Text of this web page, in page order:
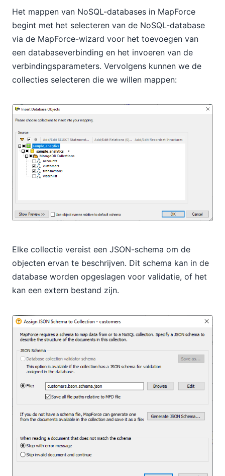
Het mappen van NoSQL-databases in MapForce
begint met het selecteren van de NoSQL-database
via de MapForce-wizard voor het toevoegen van
een databaseverbinding en het invoeren van de
verbindingsparameters. Vervolgens kunnen we de
collecties selecteren die we willen mappen:
Elke collectie vereist een JSON-schema om de
objecten ervan te beschrijven. Dit schema kan in de
database worden opgeslagen voor validatie, of het
kan een extern bestand zijn.